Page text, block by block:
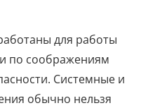
для работы
по соображениям
Системные и
обычно нельзя